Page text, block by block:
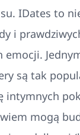
IDates to
i
emocji.
są tak
intymnych
mogą